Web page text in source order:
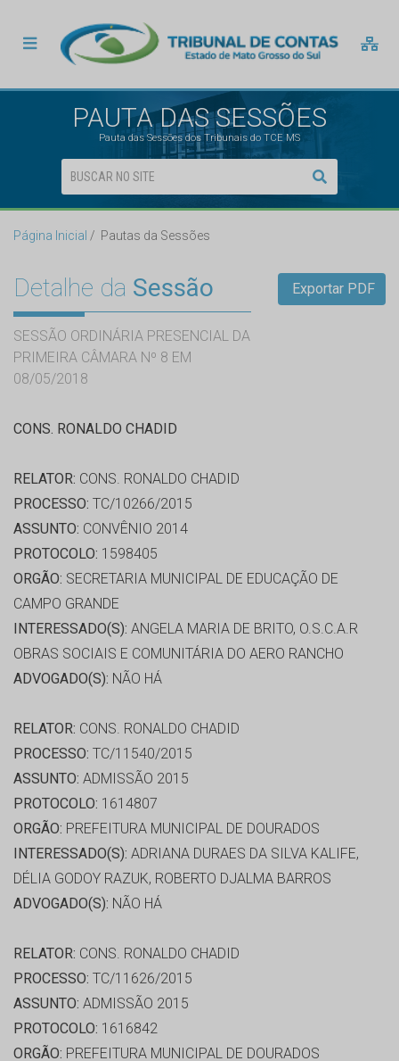
PAUTA DAS SESSÕES
Pauta das Sessões dos Tribunais do TCE MS
Página Inicial Pautas da Sessões
Detalhe da Sessão
SESSÃO ORDINÁRIA PRESENCIAL DA
PRIMEIRA CÂMARA Nº 8 EM
08/05/2018
Exportar PDF
CONS. RONALDO CHADID
RELATOR: CONS. RONALDO CHADID
PROCESSO: TC/10266/2015
ASSUNTO: CONVÊNIO 2014
PROTOCOLO: 1598405
ORGÃO: SECRETARIA MUNICIPAL DE EDUCAÇÃO DE
CAMPO GRANDE
INTERESSADO(S): ANGELA MARIA DE BRITO, O.S.C.A.R
OBRAS SOCIAIS E COMUNITÁRIA DO AERO RANCHO
ADVOGADO(S): NÃO HÁ
RELATOR: CONS. RONALDO CHADID
PROCESSO: TC/11540/2015
ASSUNTO: ADMISSÃO 2015
PROTOCOLO: 1614807
ORGÃO: PREFEITURA MUNICIPAL DE DOURADOS
INTERESSADO(S): ADRIANA DURAES DA SILVA KALIFE,
DÉLIA GODOY RAZUK, ROBERTO DJALMA BARROS
ADVOGADO(S): NÃO HÁ
RELATOR: CONS. RONALDO CHADID
PROCESSO: TC/11626/2015
ASSUNTO: ADMISSÃO 2015
PROTOCOLO: 1616842
ORGÃO: PREFEITURA MUNICIPAL DE DOURADOS